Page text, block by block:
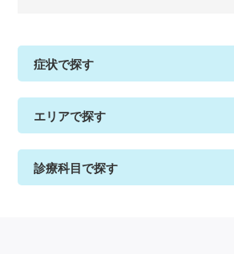
症状で探す
エリアで探す
診療科目で探す